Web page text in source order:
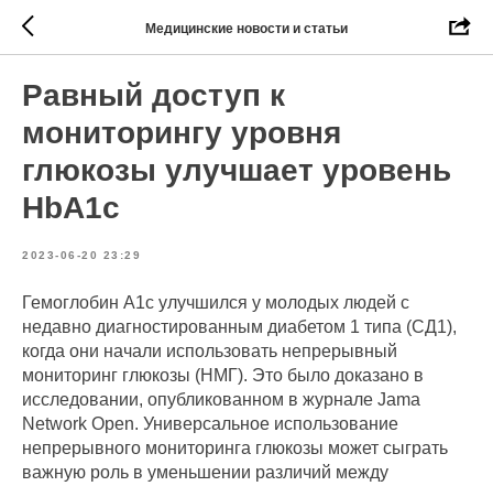
Медицинские новости и статьи
Равный доступ к
мониторингу уровня
глюкозы улучшает уровень
HbA1c
2023-06-20 23:29
Гемоглобин A1c улучшился у молодых людей с
недавно диагностированным диабетом 1 типа (СД1),
когда они начали использовать непрерывный
мониторинг глюкозы (НМГ). Это было доказано в
исследовании, опубликованном в журнале Jama
Network Open. Универсальное использование
непрерывного мониторинга глюкозы может сыграть
важную роль в уменьшении различий между